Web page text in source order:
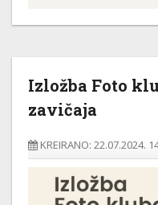
Izložba Foto
zavičaja
KREIRANO: 22.07.2024.